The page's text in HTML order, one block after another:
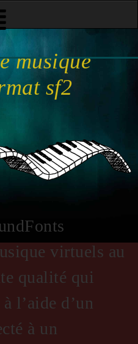
musique
sf2
virtuels au
qualité qui
l’aide d’un
à un